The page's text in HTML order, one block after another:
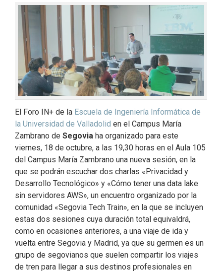
El Foro IN+ de la Escuela de Ingeniería Informática de
la Universidad de Valladolid en el Campus María
Zambrano de Segovia ha organizado para este
viernes, 18 de octubre, a las 19,30 horas en el Aula 105
del Campus María Zambrano una nueva sesión, en la
que se podrán escuchar dos charlas «Privacidad y
Desarrollo Tecnológico» y «Cómo tener una data lake
sin servidores AWS», un encuentro organizado por la
comunidad «Segovia Tech Train», en la que se incluyen
estas dos sesiones cuya duración total equivaldrá,
como en ocasiones anteriores, a una viaje de ida y
vuelta entre Segovia y Madrid, ya que su germen es un
grupo de segovianos que suelen compartir los viajes
de tren para llegar a sus destinos profesionales en